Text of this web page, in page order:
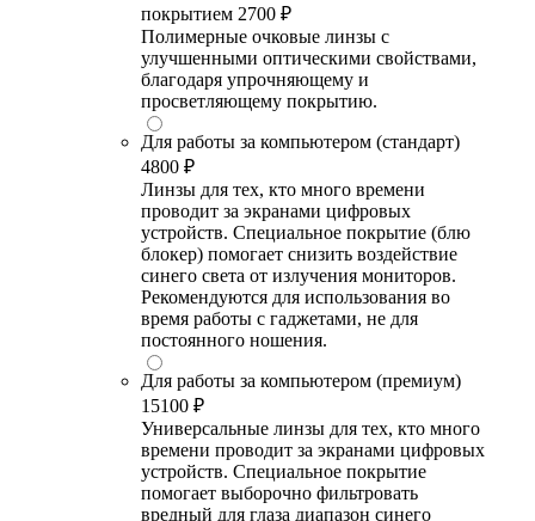
покрытием 2700 ₽
Полимерные очковые линзы с
улучшенными оптическими свойствами,
благодаря упрочняющему и
просветляющему покрытию.
Для работы за компьютером (стандарт)
4800 ₽
Линзы для тех, кто много времени
проводит за экранами цифровых
устройств. Специальное покрытие (блю
блокер) помогает снизить воздействие
синего света от излучения мониторов.
Рекомендуются для использования во
время работы с гаджетами, не для
постоянного ношения.
Для работы за компьютером (премиум)
15100 ₽
Универсальные линзы для тех, кто много
времени проводит за экранами цифровых
устройств. Специальное покрытие
помогает выборочно фильтровать
вредный для глаза диапазон синего